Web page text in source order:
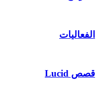
الفعاليات
قصص Lucid